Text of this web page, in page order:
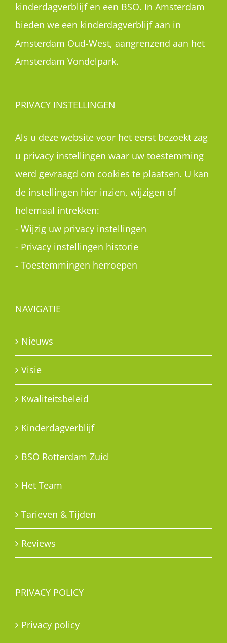
kinderdagverblijf en een BSO. In Amsterdam
bieden we een kinderdagverblijf aan in
Amsterdam Oud-West, aangrenzend aan het
Amsterdam Vondelpark.
PRIVACY INSTELLINGEN
Als u deze website voor het eerst bezoekt zag
u privacy instellingen waar uw toestemming
werd gevraagd om cookies te plaatsen. U kan
de instellingen hier inzien, wijzigen of
helemaal intrekken:
- Wijzig uw privacy instellingen
- Privacy instellingen historie
- Toestemmingen herroepen
NAVIGATIE
Nieuws
Visie
Kwaliteitsbeleid
Kinderdagverblijf
BSO Rotterdam Zuid
Het Team
Tarieven & Tijden
Reviews
PRIVACY POLICY
Privacy policy